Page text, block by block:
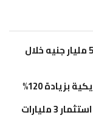
“القابضة للسياحة” تستهدف صافي ربح 5.5 مليار جنيه خلال
120%
“أوراسكوم للمناطق الصناعية” تستهدف استثمار 3 مليارات